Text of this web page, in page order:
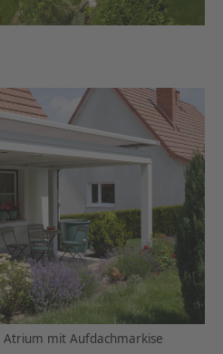
mit Aufdachmarkise